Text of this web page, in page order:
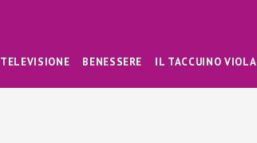
TELEVISIONE BENESSERE IL TACCUINO VIOLA